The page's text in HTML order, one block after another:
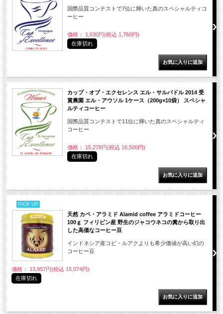
国際品質コンテストで7位に輝いた真のスペシャルティコ
ーヒー
価格： 1,630円(税込 1,760円)
在庫切れ
カップ・オブ・エクセレンス エル・サルバドル 2014 受
賞農園 エル・アウソル 1ケース（200g×10袋） スペシャ
ルティコーヒー
国際品質コンテストで11位に輝いた真のスペシャルティ
コーヒー
価格： 15,278円(税込 16,500円)
在庫切れ
PICK UP
天然 カペ・アラミド Alamid coffee アラミドコーヒー
100ｇ フィリピン産 野生のジャコウネコの糞から取り出
した高価なコーヒー豆
インドネシア産コピ・ルアクよりも希少価値が高い幻の
コーヒー豆
価格： 13,957円(税込 15,074円)
在庫切れ